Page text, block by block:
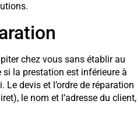
chez vous sans établir au
si la prestation est inférieure à
devis et l’ordre de réparation
le nom et l’adresse du client,